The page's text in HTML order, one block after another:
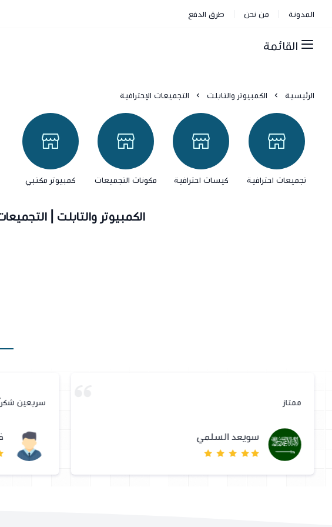
المدونة من نحن طرق الدفع
القائمة
الرئيسية الكمبيوتر والتابلت التجميعات الإحترافية
تجميعات احترافية كيسات احترافية مكونات التجميعات كمبيوتر مكتبي
الكمبيوتر والتابلت |
ممتاز
سويعد السلمي
سريعين